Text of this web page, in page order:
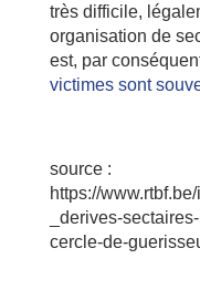
très difficile,
organisation de
est, par
victimes sont
source :
https://
_derives-
cercle-de-